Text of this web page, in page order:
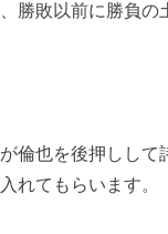
勝敗以前に勝負の
倫也を後押しして
れてもらいます。